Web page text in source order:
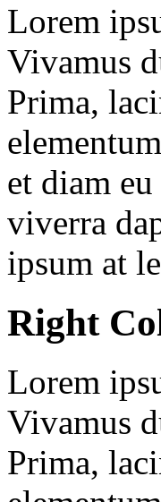
Lorem
Vivamus
Prima,
et diam
viverra
ipsum at
Right
Lorem
Vivamus
Prima,